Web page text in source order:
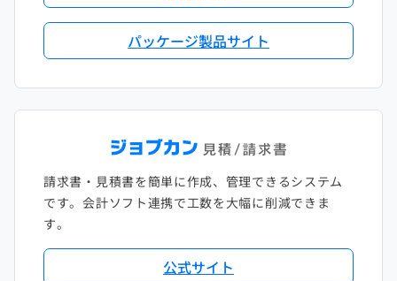
パッケージ製品サイト
請求書・見積書を簡単に作成、管理できるシステム
です。会計ソフト連携で工数を大幅に削減できま
す。
公式サイト